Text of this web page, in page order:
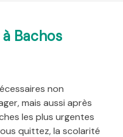
Bachos
non
mais aussi après
les plus urgentes
quittez, la scolarité